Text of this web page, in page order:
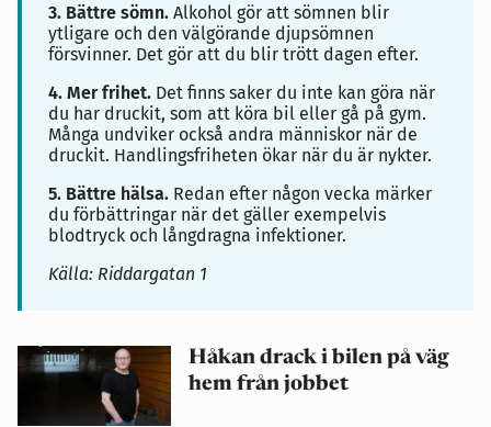
3. Bättre sömn. Alkohol gör att sömnen blir
ytligare och den välgörande djupsömnen
försvinner. Det gör att du blir trött dagen efter.
4. Mer frihet. Det finns saker du inte kan göra när
du har druckit, som att köra bil eller gå på gym.
Många undviker också andra människor när de
druckit. Handlingsfriheten ökar när du är nykter.
5. Bättre hälsa. Redan efter någon vecka märker
du förbättringar när det gäller exempelvis
blodtryck och långdragna infektioner.
Källa: Riddargatan 1
Håkan drack i bilen på väg
hem från jobbet